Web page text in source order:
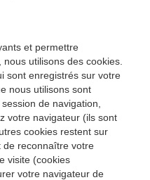
et permettre
utilisons des cookies.
sont enregistrés sur votre
nous utilisons sont
de navigation,
votre navigateur (ils sont
cookies restent sur
de reconnaître votre
visite (cookies
votre navigateur de